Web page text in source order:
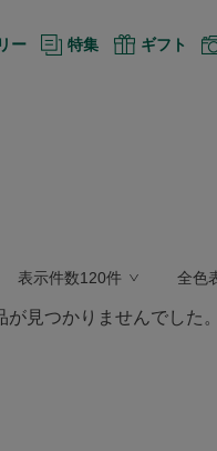
ー 特集 ギフト
表示件数120件 全色
見つかりませんでした。